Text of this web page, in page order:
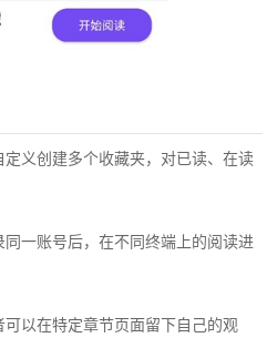
义创建多个收藏夹，对已读、在读
一账号后，在不同终端上的阅读进
以在特定章节页面留下自己的观